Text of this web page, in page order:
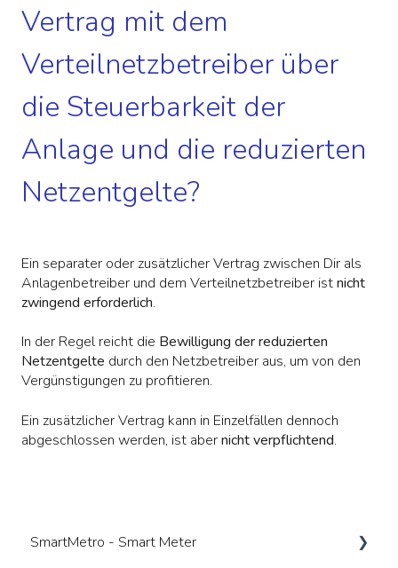
Vertrag mit dem
Verteilnetzbetreiber über
die Steuerbarkeit der
Anlage und die reduzierten
Netzentgelte?
Ein separater oder zusätzlicher Vertrag zwischen Dir als
Anlagenbetreiber und dem Verteilnetzbetreiber istnicht
zwingend erforderlich.
In der Regel reicht die Bewilligung der reduzierten
Netzentgelte durch den Netzbetreiber aus, um von den
Vergünstigungen zu profitieren.
Ein zusätzlicher Vertrag kann in Einzelfällen dennoch
abgeschlossen werden, ist abernicht verpflichtend.
SmartMetro - Smart Meter